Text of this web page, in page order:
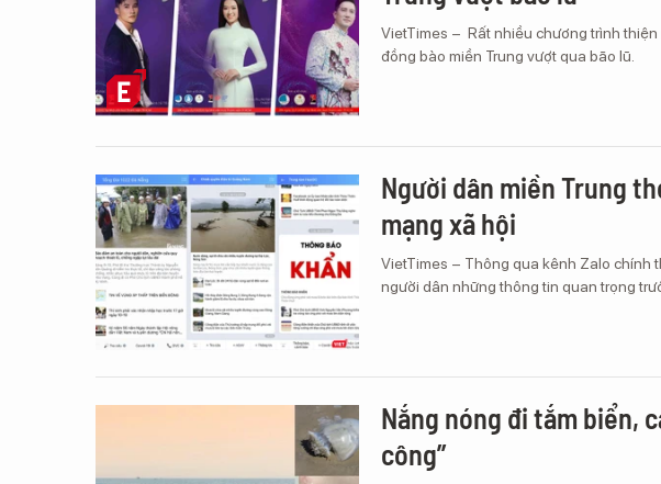
VietTimes – Rất nhiều chương trình
đồng bào miền Trung vượt qua bão lũ.
Người dân miền Trung
mạng xã hội
VietTimes – Thông qua kênh Zalo chính
người dân những thông tin quan trọng
Nắng nóng đi tắm biển,
công”